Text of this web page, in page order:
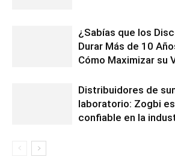
¿Sabías que los
Durar Más de 10
Cómo Maximizar su
Distribuidores de
laboratorio: Zogbi
confiable en la